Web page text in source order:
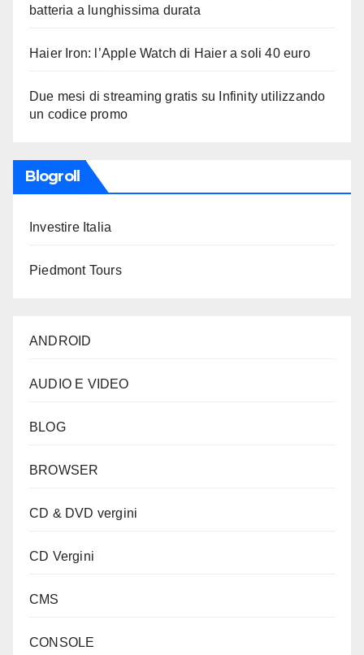
batteria a lunghissima durata
Haier Iron: l’Apple Watch di Haier a soli 40 euro
Due mesi di streaming gratis su Infinity utilizzando
un codice promo
Blogroll
Investire Italia
Piedmont Tours
ANDROID
AUDIO E VIDEO
BLOG
BROWSER
CD & DVD vergini
CD Vergini
CMS
CONSOLE